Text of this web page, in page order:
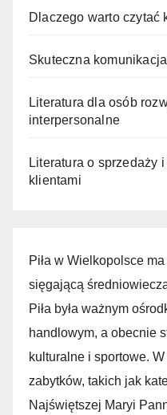
Dlaczego warto czytać
Skuteczna
Literatura dla osób
interpersonalne
Literatura o sprzedaży
klientami
Piła w Wielkopolsce
sięgającą
Piła była ważnym
handlowym, a obecnie
kulturalne i sportowe.
zabytków, takich jak
Najświętszej Maryi